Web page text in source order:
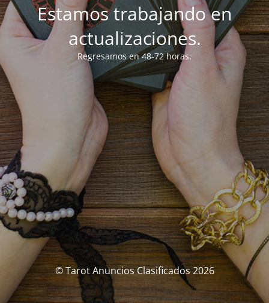
Estamos trabajando en
actualizaciones.
Regresamos en 48-72 horas.
© Tarot Anuncios Clasificados 2026